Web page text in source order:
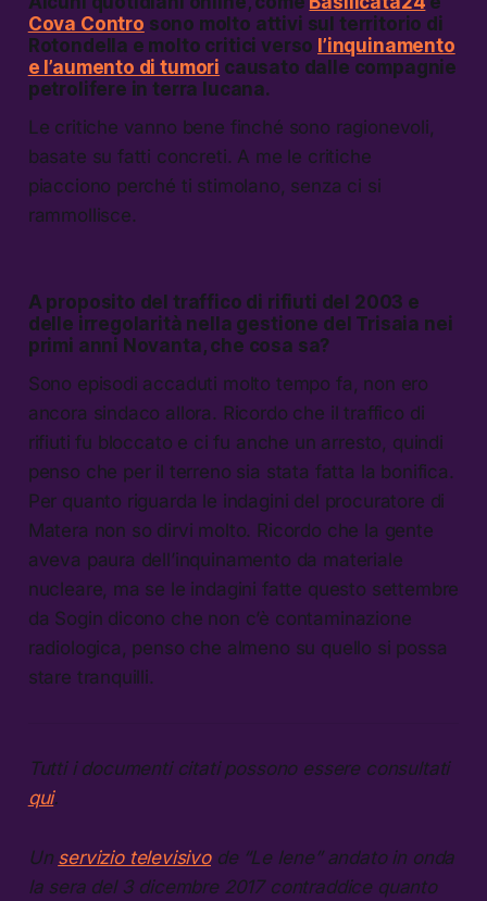
Cova Contro sono molto attivi sul territorio di
Rotondella e molto critici verso l’inquinamento
e l’aumento di tumori causato dalle compagnie
petrolifere in terra lucana.
Le critiche vanno bene finché sono ragionevoli,
basate su fatti concreti. A me le critiche
piacciono perché ti stimolano, senza ci si
rammollisce.
A proposito del traffico di rifiuti del 2003 e
delle irregolarità nella gestione del Trisaia nei
primi anni Novanta, che cosa sa?
Sono episodi accaduti molto tempo fa, non ero
ancora sindaco allora. Ricordo che il traffico di
rifiuti fu bloccato e ci fu anche un arresto, quindi
penso che per il terreno sia stata fatta la bonifica.
Per quanto riguarda le indagini del procuratore di
Matera non so dirvi molto. Ricordo che la gente
aveva paura dell’inquinamento da materiale
nucleare, ma se le indagini fatte questo settembre
da Sogin dicono che non c’è contaminazione
radiologica, penso che almeno su quello si possa
stare tranquilli.
Tutti i documenti citati possono essere consultati
qui.
Un servizio televisivode “Le Iene” andato in onda
la sera del 3 dicembre 2017 contraddice quanto